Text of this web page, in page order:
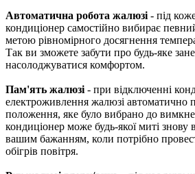
Автоматична робота жалюзі - під
кондиціонер самостійно вибирає
метою рівномірного досягнення
Так ви зможете забути про будь-яке
насолоджуватися комфортом.
Пам'ять жалюзі - при відключенні
електроживлення жалюзі автоматично
положення, яке було вибрано до
кондиціонер може будь-якої миті знову
вашим бажанням, коли потрібно
обігрів повітря.